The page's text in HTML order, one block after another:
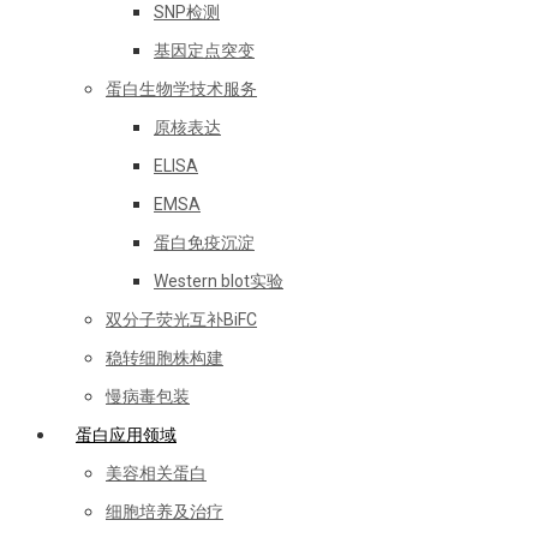
SNP检测
基因定点突变
蛋白生物学技术服务
原核表达
ELISA
EMSA
蛋白免疫沉淀
Western blot实验
双分子荧光互补BiFC
稳转细胞株构建
慢病毒包装
蛋白应用领域
美容相关蛋白
细胞培养及治疗